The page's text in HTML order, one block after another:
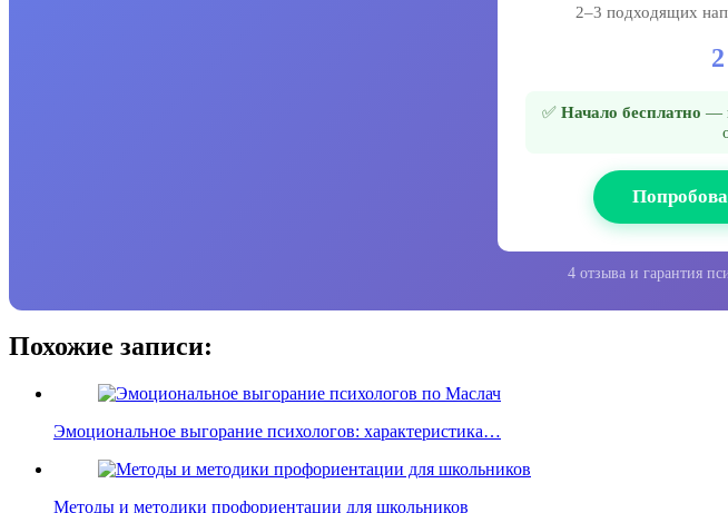
2–3 подходящих
✅ Начало бесплатно —
4 отзыва и гарантия
Похожие записи:
Эмоциональное выгорание психологов: характеристика…
Методы и методики профориентации для школьников